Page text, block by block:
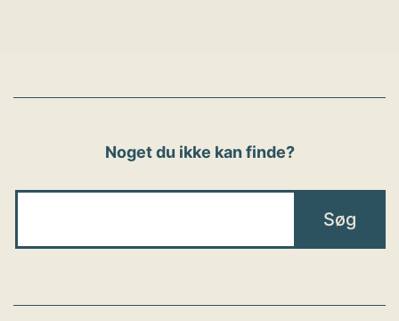
Noget du ikke kan finde?